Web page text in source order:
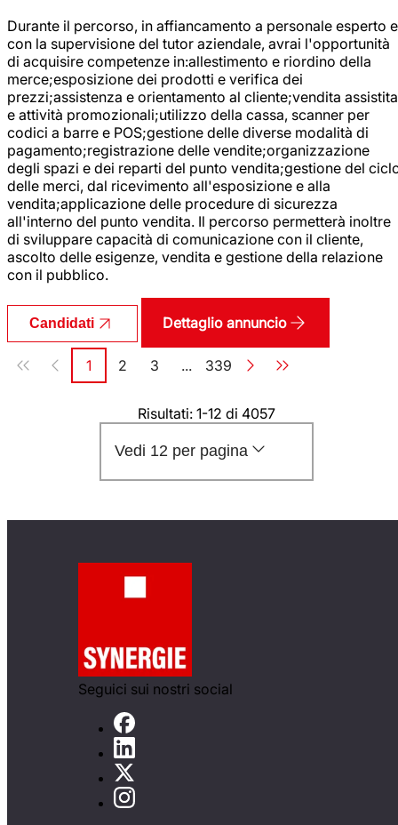
Durante il percorso, in affiancamento a personale esperto e
con la supervisione del tutor aziendale, avrai l'opportunità
di acquisire competenze in:allestimento e riordino della
merce;esposizione dei prodotti e verifica dei
prezzi;assistenza e orientamento al cliente;vendita assistita
e attività promozionali;utilizzo della cassa, scanner per
codici a barre e POS;gestione delle diverse modalità di
pagamento;registrazione delle vendite;organizzazione
degli spazi e dei reparti del punto vendita;gestione del
delle merci, dal ricevimento all'esposizione e alla
vendita;applicazione delle procedure di sicurezza
all'interno del punto vendita. Il percorso permetterà inoltre
di sviluppare capacità di comunicazione con il cliente,
ascolto delle esigenze, vendita e gestione della relazione
con il pubblico.
Candidati Dettaglio annuncio
Paginazione
Pagina
1 Pagina
2 Pagina
3 ... Pagina
339
Risultati: 1-12 di 4057
Vedi 12 per pagina
Seguici sui nostri social